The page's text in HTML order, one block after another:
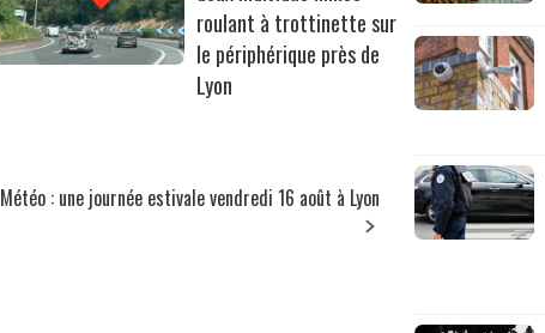
roulant à trottinette sur
le périphérique près de
Lyon
Météo : une journée estivale vendredi 16 août à Lyon